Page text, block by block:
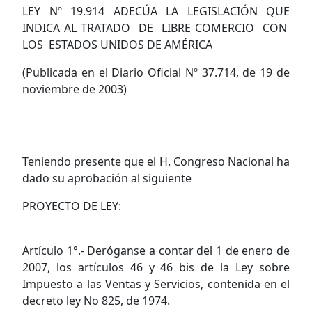
LEY Nº 19.914 ADECÚA LA LEGISLACIÓN QUE
INDICA AL TRATADO DE LIBRE COMERCIO CON
LOS ESTADOS UNIDOS DE AMÉRICA
(Publicada en el Diario Oficial Nº 37.714, de 19 de
noviembre de 2003)
Teniendo presente que el H. Congreso Nacional ha
dado su aprobación al siguiente
PROYECTO DE LEY:
Artículo 1°.- Deróganse a contar del 1 de enero de
2007, los artículos 46 y 46 bis de la Ley sobre
Impuesto a las Ventas y Servicios, contenida en el
decreto ley No 825, de 1974.